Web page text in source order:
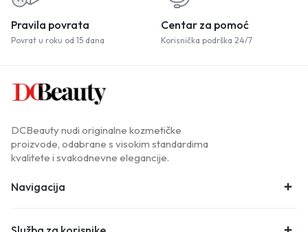
Pravila povrata
Povrat u roku od 15 dana
Centar za pomoć
Korisnička podrška 24/7
DCBeauty nudi originalne kozmetičke
proizvode, odabrane s visokim standardima
kvalitete i svakodnevne elegancije.
Navigacija